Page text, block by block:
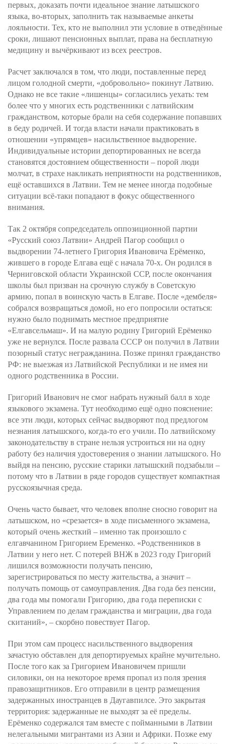
первых, доказать почти идеальное знание латышского
языка, во-вторых, заполнить так называемые анкеты
лояльности. Тех, кто не выполнил эти условие в отведённые
сроки, лишают пенсионных выплат, права на бесплатную
медицину и вычёркивают из всех реестров.
Расчет заключался в том, что люди, поставленные перед
лицом голодной смерти, «добровольно» покинут Латвию.
Однако не все такие «лишенцы» согласились уехать: тем
более что у многих есть родственники с латвийским
гражданством, которые брали на себя содержание попавших
в беду родичей. И тогда власти начали практиковать в
отношении «упрямцев» насильственное выдворение.
Индивидуальные истории депортированных не всегда
становятся достоянием общественности – порой люди
молчат, в страхе накликать неприятности на родственников,
ещё оставшихся в Латвии. Тем не менее иногда подобные
ситуации всё-таки попадают в фокус общественного
внимания.
Так 2 октября сопредседатель оппозиционной партии
«Русский союз Латвии» Андрей Пагор сообщил о
выдворении 74-летнего Григория Ивановича Ерёменко,
жившего в городе Елгава ещё с начала 70-х. Он родился в
Черниговской области Украинской ССР, после окончания
школы был призван на срочную службу в Советскую
армию, попал в воинскую часть в Елгаве. После «дембеля»
собрался возвращаться домой, но его попросили остаться:
нужно было поднимать местное предприятие
«Елгавсельмаш». И на малую родину Григорий Ерёменко
уже не вернулся. После развала СССР он получил в Латвии
позорный статус негражданина. Позже принял гражданство
РФ: не выезжая из Латвийской Республики и не имея ни
одного родственника в России.
Григорий Иванович не смог набрать нужный балл в ходе
языкового экзамена. Тут необходимо ещё одно пояснение:
все эти люди, которых сейчас выдворяют под предлогом
незнания латышского, когда-то его учили. По латвийскому
законодательству в стране нельзя устроиться ни на одну
работу без наличия удостоверения о знании латышского. Но
выйдя на пенсию, русские старики латышский подзабыли –
потому что в Латвии в ряде городов существует компактная
русскоязычная среда.
Очень часто бывает, что человек вполне сносно говорит на
латышском, но «срезается» в ходе письменного экзамена,
который очень жесткий – именно так произошло с
елгавчанином Григорием Еременко. «Родственников в
Латвии у него нет. С потерей ВНЖ в 2023 году Григорий
лишился возможности получать пенсию,
зарегистрироваться по месту жительства, а значит –
получать помощь от самоуправления. Два года без пенсии,
два года мы помогали Григорию, два года переписки с
Управлением по делам гражданства и миграции, два года
скитаний», – скорбно повествует Пагор.
При этом сам процесс насильственного выдворения
зачастую обставлен для депортируемых крайне мучительно.
После того как за Григорием Ивановичем пришли
силовики, он на некоторое время пропал из поля зрения
правозащитников. Его отправили в центр размещения
задержанных иностранцев в Даугавпилсе. Это закрытая
территория: задержанные не выходят за её пределы.
Ерёменко содержался там вместе с пойманными в Латвии
нелегальными мигрантами из Азии и Африки. Позже ему